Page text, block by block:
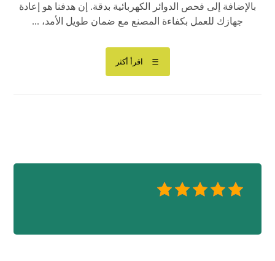
بالإضافة إلى فحص الدوائر الكهربائية بدقة. إن هدفنا هو إعادة
جهازك للعمل بكفاءة المصنع مع ضمان طويل الأمد، ...
اقرأ أكثر